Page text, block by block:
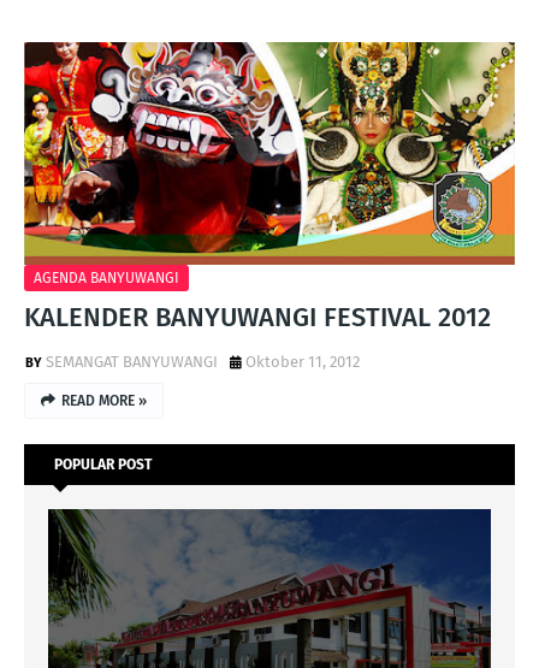
AGENDA BANYUWANGI
KALENDER BANYUWANGI FESTIVAL 2012
SEMANGAT BANYUWANGI Oktober 11, 2012
READ MORE »
POPULAR POST